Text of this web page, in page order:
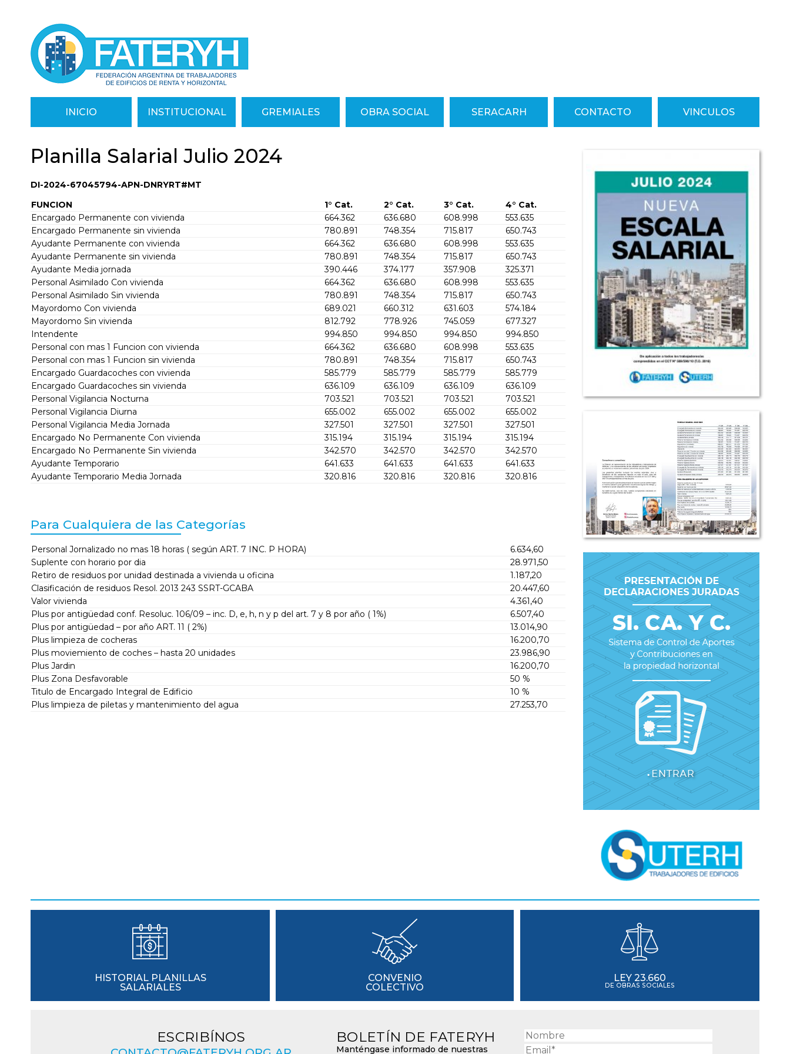
INICIO INSTITUCIONAL GREMIALES OBRA SOCIAL SERACARH CONTACTO VINCULOS
Planilla Salarial Julio 2024
DI-2024-67045794-APN-DNRYRT#MT
FUNCION
1° Cat. 2° Cat. 3° Cat.
4° Cat.
Encargado Permanente con vivienda
664.362 636.680 608.998
553.635
Encargado Permanente sin vivienda
780.891 748.354 715.817
650.743
Ayudante Permanente con vivienda
664.362 636.680 608.998
553.635
Ayudante Permanente sin vivienda
780.891 748.354 715.817
650.743
Ayudante Media jornada
390.446 374.177 357.908
325.371
Personal Asimilado Con vivienda
664.362 636.680 608.998
553.635
Personal Asimilado Sin vivienda
780.891 748.354 715.817
650.743
Mayordomo Con vivienda
689.021 660.312 631.603
574.184
Mayordomo Sin vivienda
812.792 778.926 745.059
677.327
Intendente
994.850 994.850 994.850
994.850
Personal con mas 1 Funcion con vivienda
664.362 636.680 608.998
553.635
Personal con mas 1 Funcion sin vivienda
780.891 748.354 715.817
650.743
Encargado Guardacoches con vivienda
585.779 585.779 585.779
585.779
Encargado Guardacoches sin vivienda
636.109 636.109 636.109
636.109
Personal Vigilancia Nocturna
703.521 703.521 703.521
703.521
Personal Vigilancia Diurna
655.002 655.002 655.002
655.002
Personal Vigilancia Media Jornada
327.501 327.501 327.501
327.501
Encargado No Permanente Con vivienda
315.194 315.194 315.194
315.194
Encargado No Permanente Sin vivienda
342.570 342.570 342.570
342.570
Ayudante Temporario
641.633 641.633 641.633
641.633
Ayudante Temporario Media Jornada
320.816 320.816 320.816 320.816
Para Cualquiera de las Categorías
Personal Jornalizado no mas 18 horas ( según ART. 7 INC. P HORA)
6.634,60
Suplente con horario por dia
28.971,50
Retiro de residuos por unidad destinada a vivienda u oficina
1.187,20
Clasificación de residuos Resol. 2013 243 SSRT-GCABA
20.447,60
Valor vivienda
4.361,40
Plus por antigüedad conf. Resoluc. 106/09 – inc. D, e, h, n y p del art. 7 y 8 por año ( 1%)
6.507,40
Plus por antigüedad – por año ART. 11 ( 2%)
13.014,90
Plus limpieza de cocheras
16.200,70
Plus moviemiento de coches – hasta 20 unidades
23.986,90
Plus Jardin
16.200,70
Plus Zona Desfavorable
50 %
Titulo de Encargado Integral de Edificio
10 %
Plus limpieza de piletas y mantenimiento del agua
27.253,70
HISTORIAL PLANILLAS
SALARIALES
CONVENIO
COLECTIVO
LEY 23.660
DE OBRAS SOCIALES
ESCRIBÍNOS BOLETÍN DE FATERYH
Manténgase informado de nuestras